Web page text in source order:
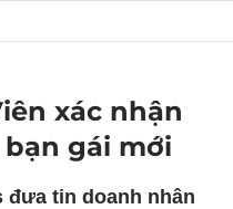
xác nhận
gái mới
đưa tin doanh nhân